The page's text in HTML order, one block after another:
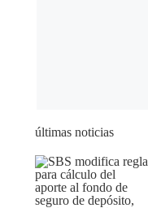
últimas noticias